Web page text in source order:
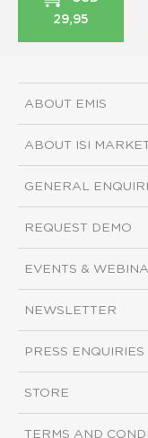
29,95
ABOUT EMIS
ABOUT ISI
GENERAL
REQUEST DEMO
EVENTS &
NEWSLETTER
PRESS ENQUIRIES
STORE
TERMS AND